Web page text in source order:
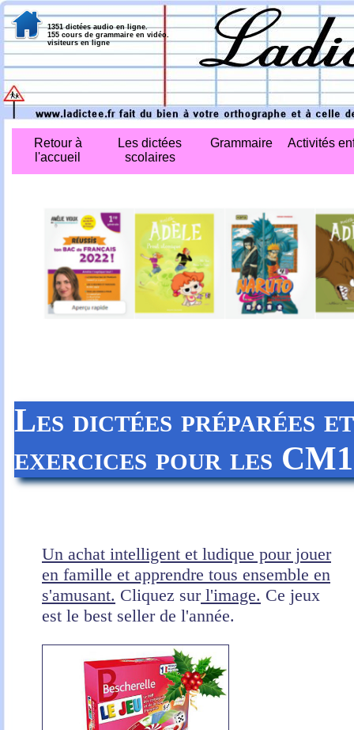
Les dictées préparées
exercices pour les
Un achat intelligent et ludique pour jouer
en famille et apprendre tous ensemble en
s'amusant. Cliquez surl'image. Ce jeux
est le best seller de l'année.